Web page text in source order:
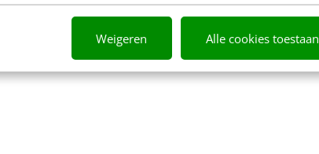
Weigeren Alle cookies toestaan